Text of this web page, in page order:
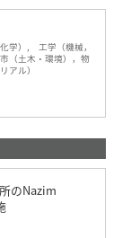
学）, 工学（機械，
（土木・環境），物
アル）
のNazim